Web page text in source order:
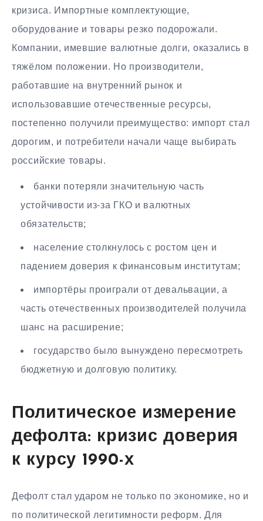
кризиса. Импортные комплектующие,
оборудование и товары резко подорожали.
Компании, имевшие валютные долги, оказались в
тяжёлом положении. Но производители,
работавшие на внутренний рынок и
использовавшие отечественные ресурсы,
постепенно получили преимущество: импорт стал
дорогим, и потребители начали чаще выбирать
российские товары.
банки потеряли значительную часть
устойчивости из-за ГКО и валютных
обязательств;
население столкнулось с ростом цен и
падением доверия к финансовым институтам;
импортёры проиграли от девальвации, а
часть отечественных производителей получила
шанс на расширение;
государство было вынуждено пересмотреть
бюджетную и долговую политику.
Политическое измерение
дефолта: кризис доверия
к курсу 1990-х
Дефолт стал ударом не только по экономике, но и
по политической легитимности реформ. Для